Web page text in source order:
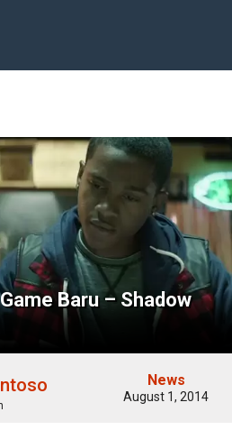
Baru – Shadow
News
August 1, 2014